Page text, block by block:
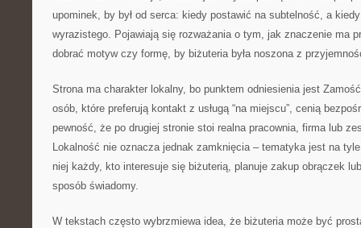
upominek, by był od serca: kiedy postawić na subtelność, a
wyrazistego. Pojawiają się rozważania o tym, jak znaczenie ma
dobrać motyw czy formę, by biżuteria była noszona z
Strona ma charakter lokalny, bo punktem odniesienia jest
osób, które preferują kontakt z usługą “na miejscu”, cenią
pewność, że po drugiej stronie stoi realna pracownia, firma lub
Lokalność nie oznacza jednak zamknięcia – tematyka jest na
niej każdy, kto interesuje się biżuterią, planuje zakup obrączek
sposób świadomy.
W tekstach często wybrzmiewa idea, że biżuteria może być